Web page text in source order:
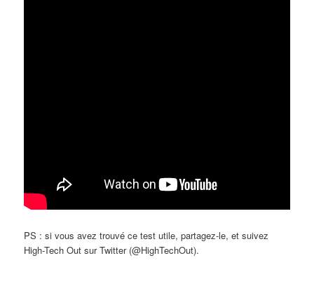
PS : si vous avez trouvé ce test utile, partagez-le, et suivez
High-Tech Out sur Twitter (@HighTechOut).